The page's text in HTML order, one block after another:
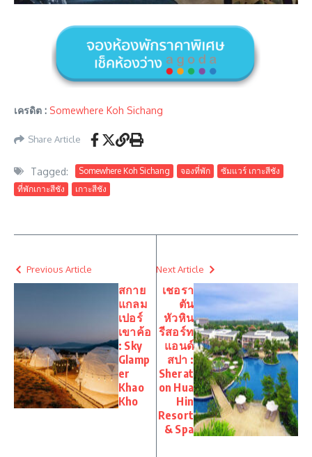
เครดิต : Somewhere Koh Sichang
Share Article
Tagged: Somewhere Koh Sichang จองที่พัก
ซัมแวร์ เกาะสีชัง
ที่พักเกาะสีชัง
เกาะสีชัง
Previous Article
สกาย
แกลม
เปอร์
เขาค้อ
: Sky
Glamp
er
Khao
Kho
Next Article
เชอรา
ตัน
หัวหิน
รีสอร์ท
แอนด์
สปา :
Sherat
on Hua
Hin
Resort
& Spa